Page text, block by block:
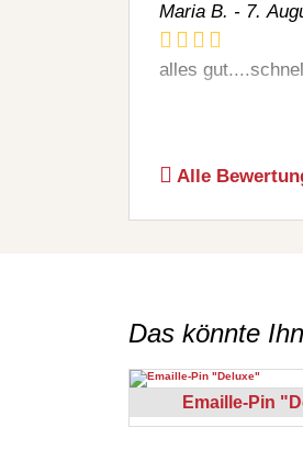
alles
Haben zu
hochwertig in
Alle
Das könnte
Emaille-Pin